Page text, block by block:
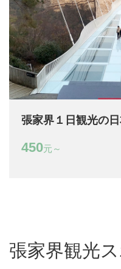
張家界１日観光の
450元～
張家界観光